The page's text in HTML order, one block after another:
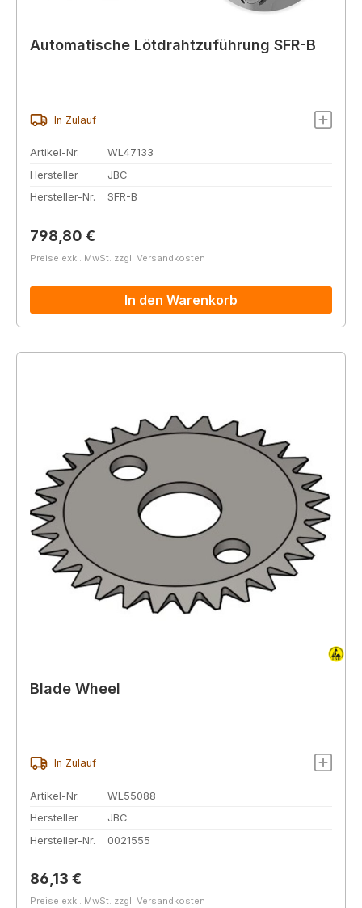
Automatische Lötdrahtzuführung SFR-B
In Zulauf
Artikel-Nr.
WL47133
Hersteller
JBC
Hersteller-Nr.
SFR-B
Regulärer Preis:
798,80 €
Preise exkl. MwSt. zzgl. Versandkosten
In den Warenkorb
Blade Wheel
In Zulauf
Artikel-Nr.
WL55088
Hersteller
JBC
Hersteller-Nr.
0021555
Regulärer Preis:
86,13 €
Preise exkl. MwSt. zzgl. Versandkosten